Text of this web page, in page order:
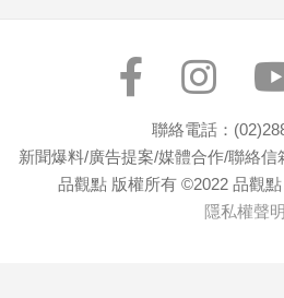
科
技/
聯絡電話：
新聞爆料/廣告提案/媒體合作/聯絡信
品觀點 版權所有 ©2022 品觀
隱私權聲明